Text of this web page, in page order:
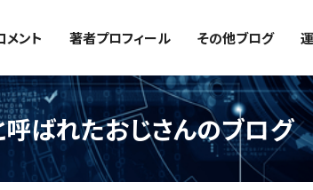
メント 著者プロフィール その他ブログ
ばれたおじさんのブログ